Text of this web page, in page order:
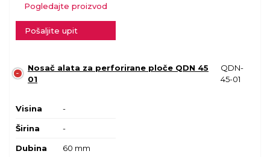
Pogledajte proizvod
Pošaljite upit
Nosač alata za perforirane ploče QDN 45
01
QDN-
45-01
Visina -
Širina -
Dubina 60 mm